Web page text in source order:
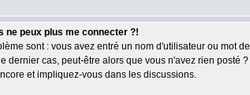
ne peux plus me connecter ?!
sont : vous avez entré un nom d'utilisateur ou mot
dernier cas, peut-être alors que vous n'avez rien
et impliquez-vous dans les discussions.